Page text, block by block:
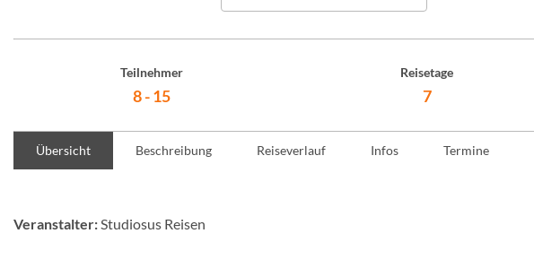
Teilnehmer
8 - 15
Reisetage
7
Übersicht Beschreibung Reiseverlauf Infos Termine
Veranstalter:Studiosus Reisen